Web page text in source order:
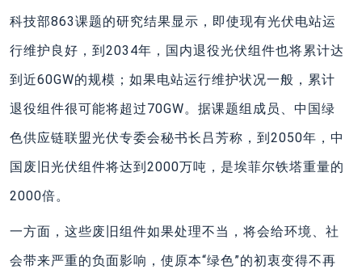
科技部863课题的研究结果显示，即使现有光伏电站运
行维护良好，到2034年，国内退役光伏组件也将累计达
到近60GW的规模；如果电站运行维护状况一般，累计
退役组件很可能将超过70GW。据课题组成员、中国绿
色供应链联盟光伏专委会秘书长吕芳称，到2050年，中
国废旧光伏组件将达到2000万吨，是埃菲尔铁塔重量的
2000倍。
一方面，这些废旧组件如果处理不当，将会给环境、社
会带来严重的负面影响，使原本“绿色”的初衷变得不再